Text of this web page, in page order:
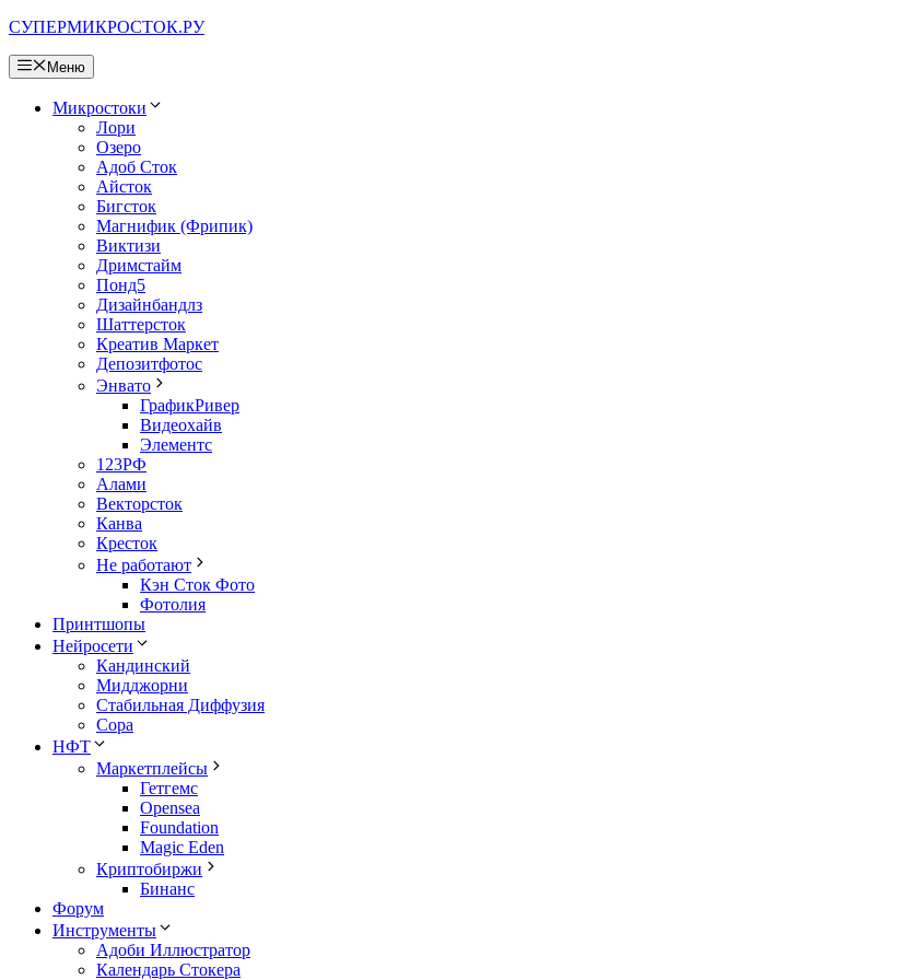
Перейти
содержимому
СУПЕРМИКРОСТОК.РУ
Меню
Микростоки
Лори
Озеро
Адоб Сток
Айсток
Бигсток
Магнифик (Фрипик)
Виктизи
Дримстайм
Понд5
Дизайнбандлз
Шаттерсток
Креатив Маркет
Депозитфотос
Энвато
ГрафикРивер
Видеохайв
Элементс
123РФ
Алами
Векторсток
Канва
Кресток
Не работают
Кэн Сток Фото
Фотолия
Принтшопы
Нейросети
Кандинский
Мидджорни
Стабильная Диффузия
Сора
НФТ
Маркетплейсы
Гетгемс
Opensea
Foundation
Magic Eden
Криптобиржи
Бинанс
Форум
Инструменты
Адоби Иллюстратор
Календарь Стокера